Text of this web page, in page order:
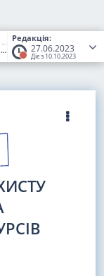
Редакція:
27.06.2023
Діє з 10.10.2023
Про внесення змін до Інструкції про зміст та порядок складання звіту проведення інвентаризації викидів забруднюючих речовин на підприємстві